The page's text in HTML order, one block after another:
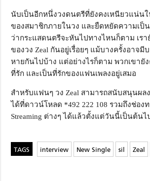
นับเป็นอีกหนึ่งวงดนตรีที่ยังคงเหนียวแน่น
ของสมาชิกภายในวง และยืดหยัดความเป็
ว่ากระแสดนตรีจะหันไปทางไหนก็ตาม เรา
ของวง Zeal กันอยู่เรื่อยๆ แม้บางครั้งอาจมี
หายกันไปบ้าง แต่อย่างไรก็ตาม พวกเขายั
ที่รัก และเป็นที่รักของแฟนเพลงอยู่เสมอ
สำหรับแฟนๆ วง Zeal สามารถสนับสนุนผล
ได้ที่ดาวน์โหลด *492 222 108 รวมถึงช่องท
Streaming ต่างๆ ได้แล้วตั้งแต่วันนี้เป็นต้นไ
interview New Single sil Zeal